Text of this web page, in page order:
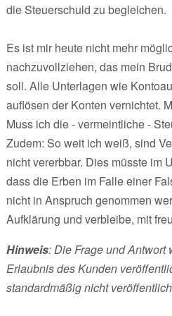
die Steuerschuld zu begleichen.
Es ist mir heute nicht mehr
nachzuvollziehen, das mein
soll. Alle Unterlagen wie
auflösen der Konten vernichtet.
Muss ich die - vermeintliche -
Zudem: So weit ich weiß, sind
nicht vererbbar. Dies müsste im
dass die Erben im Falle einer
nicht in Anspruch genommen
Aufklärung und verbleibe, mit
Hinweis: Die Frage und Antwort
Erlaubnis des Kunden
standardmäßig nicht